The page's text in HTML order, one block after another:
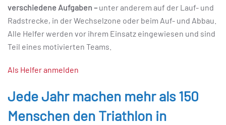
verschiedene Aufgaben –unter anderem auf der Lauf- und
Radstrecke, in der Wechselzone oder beim Auf- und Abbau.
Alle Helfer werden vor ihrem Einsatz eingewiesen und sind
Teil eines motivierten Teams.
Als Helfer anmelden
Jede Jahr machen mehr als 150
Menschen den Triathlon in